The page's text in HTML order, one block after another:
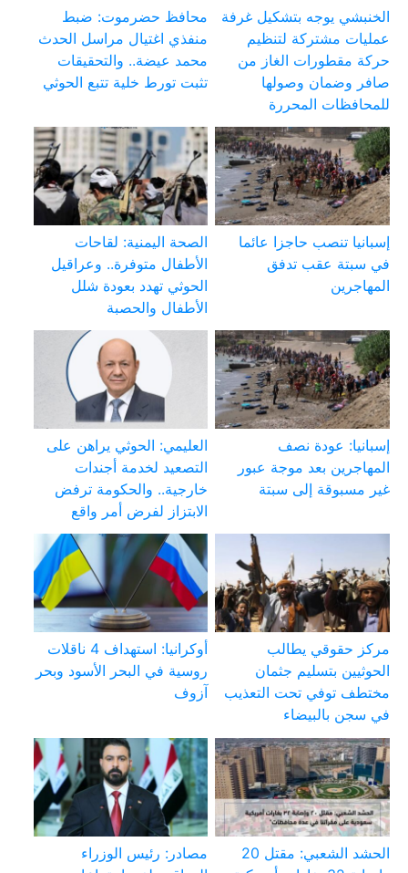
الخنبشي يوجه بتشكيل غرفة
عمليات مشتركة لتنظيم
حركة مقطورات الغاز من
صافر وضمان وصولها
للمحافظات المحررة
محافظ حضرموت: ضبط
منفذي اغتيال مراسل الحدث
محمد عيضة.. والتحقيقات
تثبت تورط خلية تتبع الحوثي
إسبانيا تنصب حاجزا عائما
في سبتة عقب تدفق
المهاجرين
الصحة اليمنية: لقاحات
الأطفال متوفرة.. وعراقيل
الحوثي تهدد بعودة شلل
الأطفال والحصبة
إسبانيا: عودة نصف
المهاجرين بعد موجة عبور
غير مسبوقة إلى سبتة
العليمي: الحوثي يراهن على
التصعيد لخدمة أجندات
خارجية.. والحكومة ترفض
الابتزاز لفرض أمر واقع
مركز حقوقي يطالب
الحوثيين بتسليم جثمان
مختطف توفي تحت التعذيب
في سجن بالبيضاء
أوكرانيا: استهداف 4 ناقلات
روسية في البحر الأسود وبحر
آزوف
الحشد الشعبي: مقتل 20
مصادر: رئيس الوزراء